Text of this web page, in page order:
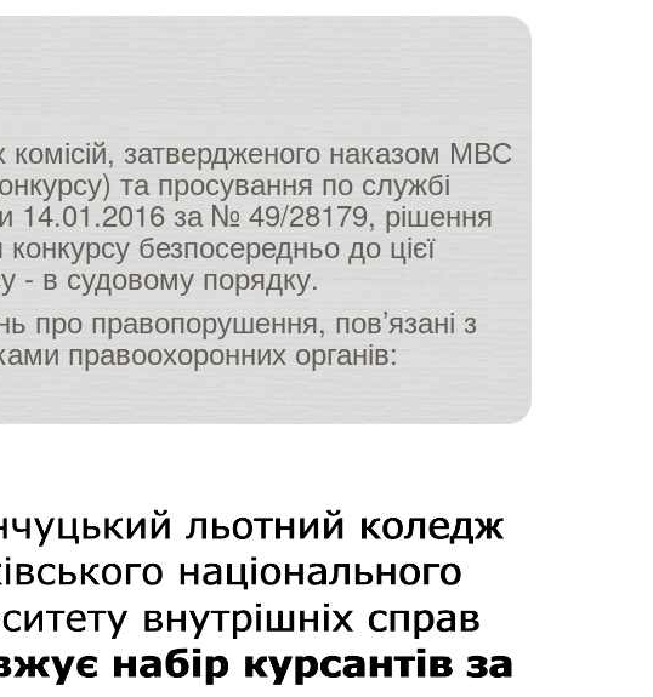
комісій, затвердженого наказом МВС
та просування по службі
14.01.2016 за № 49/28179, рішення
безпосередньо до цієї
- в судовому порядку.
про правопорушення, пов’язані з
правоохоронних органів: